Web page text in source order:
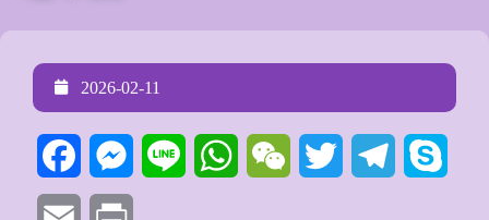
2026-02-11
FacebookMessengerLine WhatsAppWeChat Twitter Telegram
Email